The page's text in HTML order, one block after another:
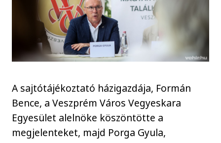
A sajtótájékoztató házigazdája, Formán
Bence, a Veszprém Város Vegyeskara
Egyesület alelnöke köszöntötte a
megjelenteket, majd Porga Gyula,